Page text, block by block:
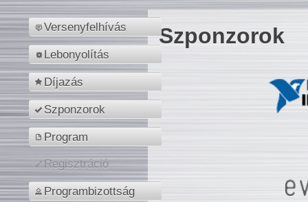
Versenyfelhívás
Lebonyolítás
Díjazás
Szponzorok
Program
Regisztráció
Programbizottság
Szponzorok